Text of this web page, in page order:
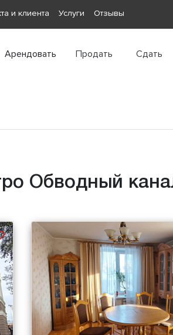
и клиента Услуги Отзывы
Арендовать Продать Сдать
Обводный